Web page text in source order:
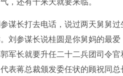
长打去电话，说过两天舅舅过
刘参谋长说桂圆是你舅妈的最
军长就要升任二十二兵团司令
表蒋总裁颁发委任状的顾祝同